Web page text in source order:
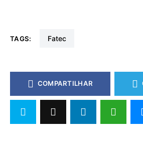
TAGS: fatec
COMPARTILHAR